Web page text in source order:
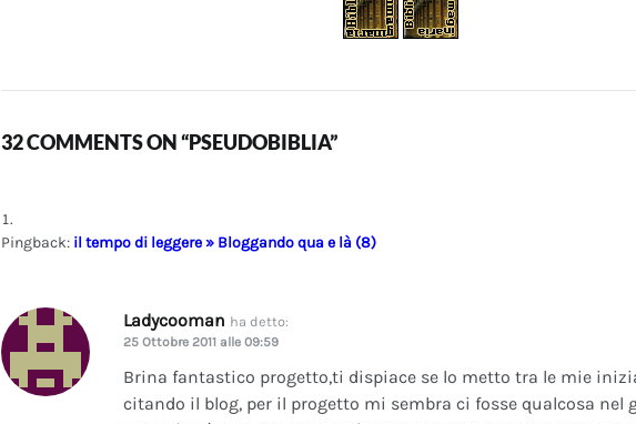
32 COMMENTS ON “PSEUDOBIBLIA”
Pingback: il tempo di leggere » Bloggando qua e là (8)
Ladycooman ha detto:
25 Ottobre 2011 alle 09:59
Brina fantastico progetto,ti dispiace se lo metto tra le mie
citando il blog, per il progetto mi sembra ci fosse qualcosa nel